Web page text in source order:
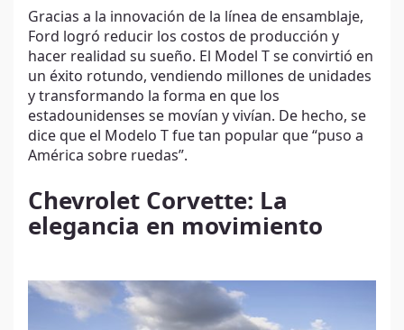
Gracias a la innovación de la línea de ensamblaje,
Ford logró reducir los costos de producción y
hacer realidad su sueño. El Model T se convirtió en
un éxito rotundo, vendiendo millones de unidades
y transformando la forma en que los
estadounidenses se movían y vivían. De hecho, se
dice que el Modelo T fue tan popular que “puso a
América sobre ruedas”.
Chevrolet Corvette: La
elegancia en movimiento